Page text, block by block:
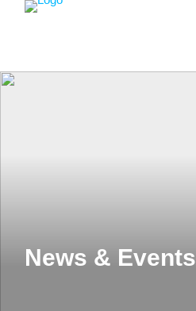
News & Events